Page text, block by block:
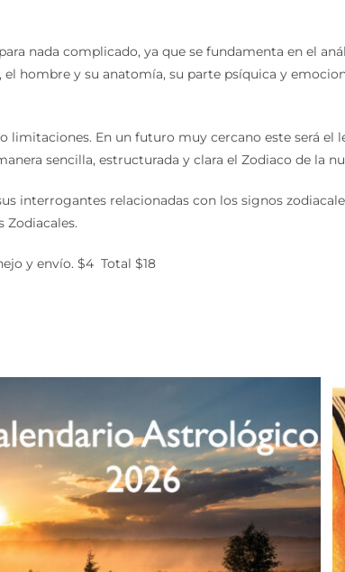
nada complicado, ya que se fundamenta en el
hombre y su anatomía, su parte psíquica y
En un futuro muy cercano este será el
sencilla, estructurada y clara el Zodiaco de la
interrogantes relacionadas con los signos
Zodiacales.
y envío. $4 Total $18